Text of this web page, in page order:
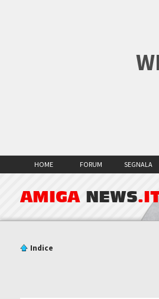
HOME FORUM SEGNALA
AMIGA NEWS
Indice